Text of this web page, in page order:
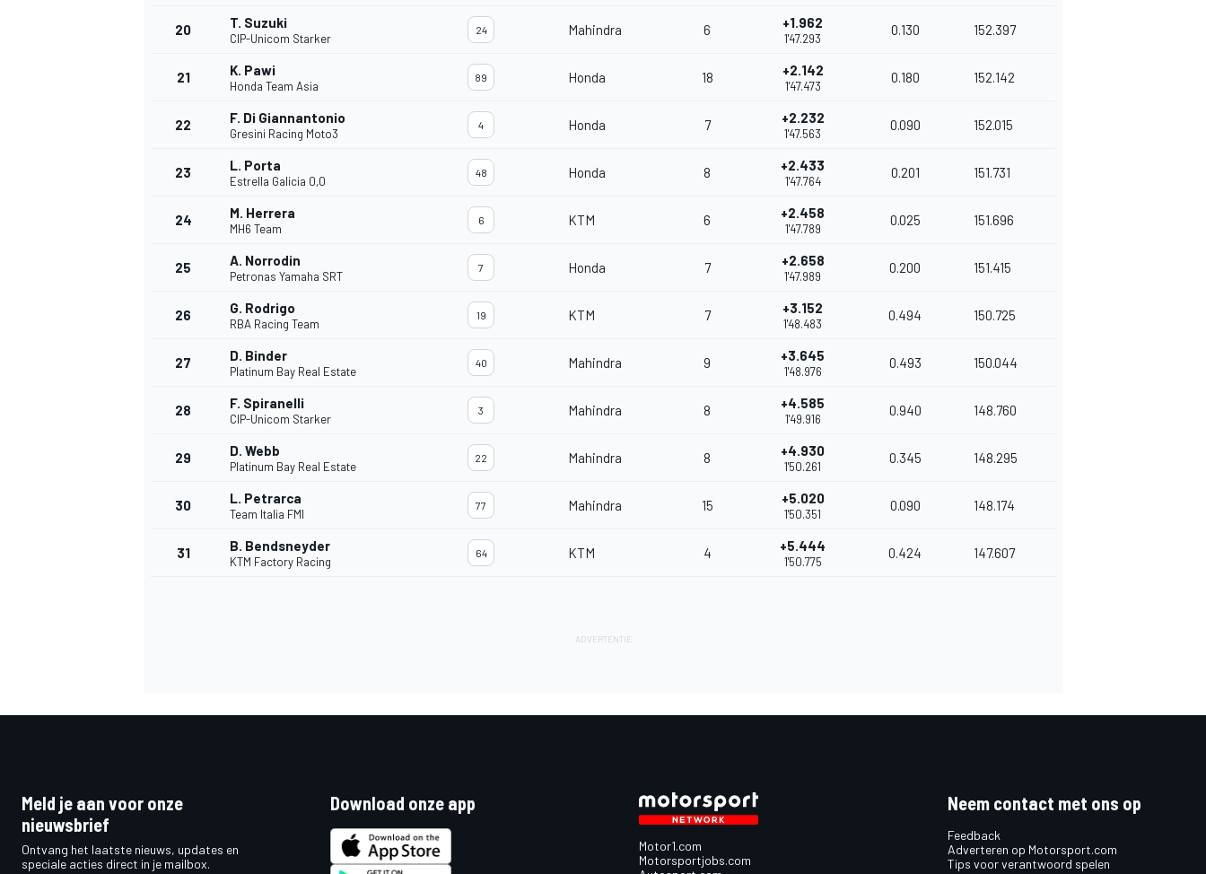
20 T. Suzuki
CIP-Unicom Starker
24 Mahindra 6 +1.962
1'47.293
0.130 152.397
21 K. Pawi
Honda Team Asia
89 Honda 18 +2.142
1'47.473
0.180 152.142
22 F. Di Giannantonio
Gresini Racing Moto3
4 Honda 7 +2.232
1'47.563
0.090 152.015
23 L. Porta
Estrella Galicia 0,0
48 Honda 8 +2.433
1'47.764
0.201 151.731
24 M. Herrera
MH6 Team
6 KTM 6 +2.458
1'47.789
0.025 151.696
25 A. Norrodin
Petronas Yamaha SRT
7 Honda 7 +2.658
1'47.989
0.200 151.415
26 G. Rodrigo
RBA Racing Team
19 KTM 7 +3.152
1'48.483
0.494 150.725
27 D. Binder
Platinum Bay Real Estate
40 Mahindra 9 +3.645
1'48.976
0.493 150.044
28 F. Spiranelli
CIP-Unicom Starker
3 Mahindra 8 +4.585
1'49.916
0.940 148.760
29 D. Webb
Platinum Bay Real Estate
22 Mahindra 8 +4.930
1'50.261
0.345 148.295
30 L. Petrarca
Team Italia FMI
77 Mahindra 15 +5.020
1'50.351
0.090 148.174
31 B. Bendsneyder
KTM Factory Racing
64 KTM 4 +5.444
1'50.775
0.424 147.607
Meld je aan voor onze
nieuwsbrief
Ontvang het laatste nieuws, updates en
speciale acties direct in je mailbox.
Download onze app
Motor1.com
Motorsportjobs.com
Neem contact met ons op
Feedback
Adverteren op Motorsport.com
Tips voor verantwoord spelen